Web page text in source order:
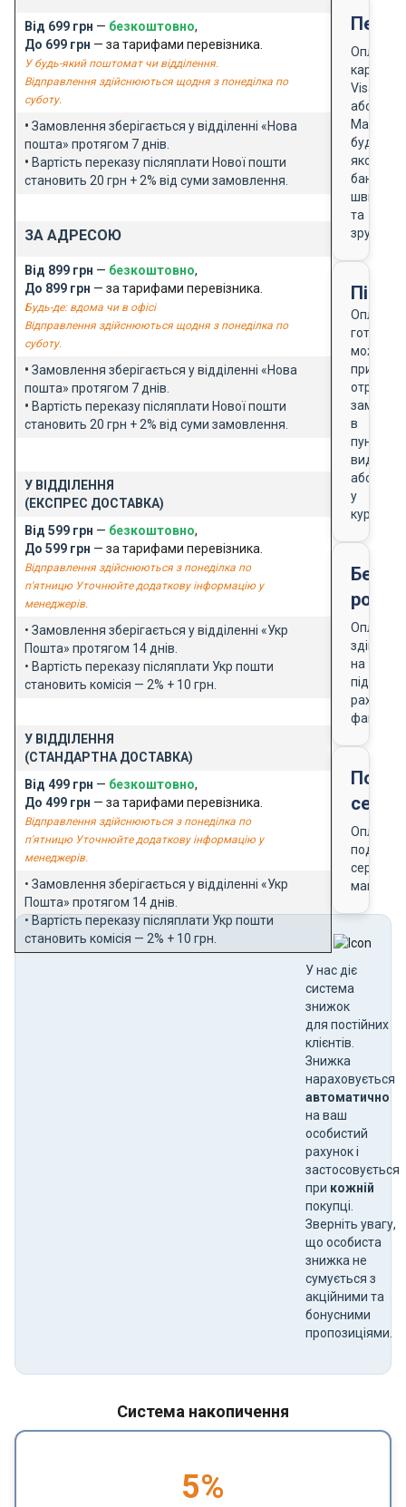
Від 699 грн — безкоштовно,
До 699 грн — за тарифами перевізника.
У будь-який поштомат чи відділення.
Відправлення здійснюються щодня з понеділка по
суботу.
• Замовлення зберігається у відділенні «Нова
пошта» протягом 7 днів.
• Вартість переказу післяплати Нової пошти
становить 20 грн + 2% від суми замовлення.
ЗА АДРЕСОЮ
Від 899 грн — безкоштовно,
До 899 грн — за тарифами перевізника.
Будь-де: вдома чи в офісі
Відправлення здійснюються щодня з понеділка по
суботу.
• Замовлення зберігається у відділенні «Нова
пошта» протягом 7 днів.
• Вартість переказу післяплати Нової пошти
становить 20 грн + 2% від суми замовлення.
У ВІДДІЛЕННЯ
(ЕКСПРЕС ДОСТАВКА)
Від 599 грн — безкоштовно,
До 599 грн — за тарифами перевізника.
Відправлення здійснюються з понеділка по
п'ятницю Уточнюйте додаткову інформацію у
менеджерів.
• Замовлення зберігається у відділенні «Укр
Пошта» протягом 14 днів.
• Вартість переказу післяплати Укр пошти
становить комісія — 2% + 10 грн.
У ВІДДІЛЕННЯ
(СТАНДАРТНА ДОСТАВКА)
Від 499 грн — безкоштовно,
До 499 грн — за тарифами перевізника.
Відправлення здійснюються з понеділка по
п'ятницю Уточнюйте додаткову інформацію у
менеджерів.
• Замовлення зберігається у відділенні «Укр
Пошта» протягом 14 днів.
• Вартість переказу післяплати Укр пошти
становить комісія — 2% + 10 грн.
Оплата
карткою
Visa
або
будь-
якого
банку
швидко
та
зручно
Оплата
готівкою
можлива
при
в
пункті
видачі
або
у
кур'єра
Оплата
на
підставі
рахунку-
фактури
Оплата
магазину
У нас діє
система
знижок
для постійних
клієнтів.
Знижка
нараховується
автоматично
на ваш
особистий
рахунок і
застосовується
при кожній
покупці.
Зверніть увагу,
що особиста
знижка не
сумується з
акційними та
бонусними
пропозиціями.
Система накопичення
5%